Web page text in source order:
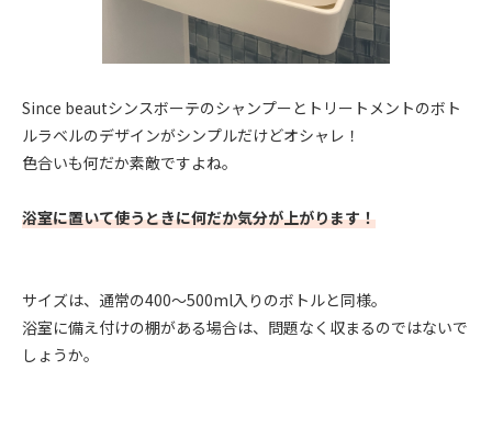
Since beautシンスボーテのシャンプーとトリートメントのボト
ルラベルのデザインがシンプルだけどオシャレ！
色合いも何だか素敵ですよね。
浴室に置いて使うときに何だか気分が上がります！
サイズは、通常の400〜500ml入りのボトルと同様。
浴室に備え付けの棚がある場合は、問題なく収まるのではないで
しょうか。